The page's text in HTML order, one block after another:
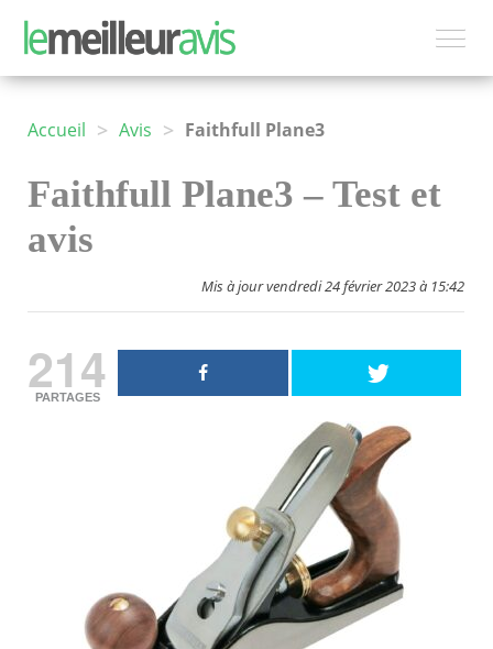
Accueil > Avis > Faithfull Plane3
Faithfull Plane3 – Test et
avis
Mis à jour vendredi 24 février 2023 à 15:42
214
PARTAGES